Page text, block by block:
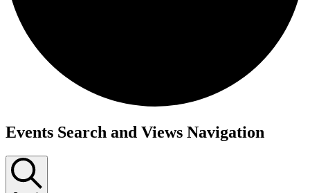
Events Search and Views Navigation